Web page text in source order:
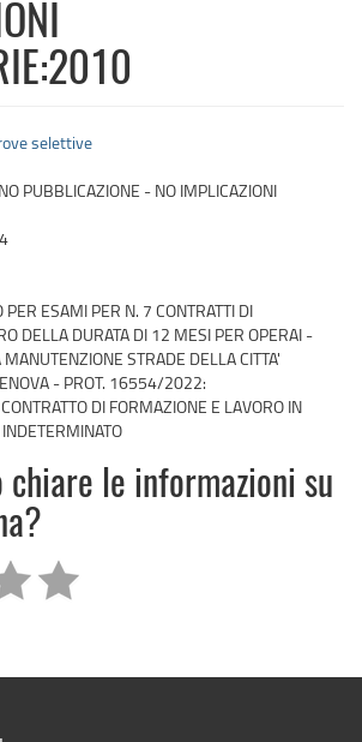
selettive
PUBBLICAZIONE - NO IMPLICAZIONI
ESAMI PER N. 7 CONTRATTI DI
DELLA DURATA DI 12 MESI PER OPERAI -
STRADE DELLA CITTA'
- PROT. 16554/2022:
DI FORMAZIONE E LAVORO IN
chiare le informazioni su